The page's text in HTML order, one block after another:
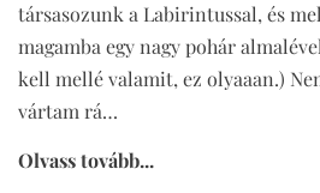
társasozunk a Labirintussal, és
magamba egy nagy pohár
kell mellé valamit, ez olyaaan.)
vártam rá…
Olvass tovább...